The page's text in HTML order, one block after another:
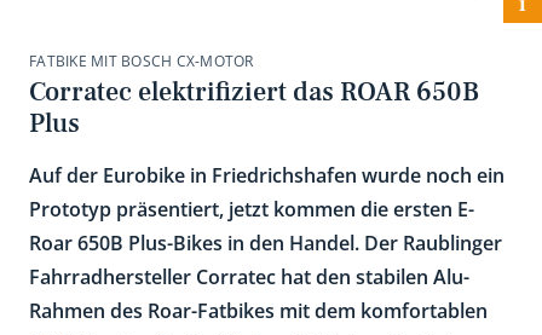
FATBIKE MIT BOSCH CX-MOTOR
Corratec elektrifiziert das ROAR 650B
Plus
Auf der Eurobike in Friedrichshafen wurde noch ein
Prototyp präsentiert, jetzt kommen die ersten E-
Roar 650B Plus-Bikes in den Handel. Der Raublinger
Fahrradhersteller Corratec hat den stabilen Alu-
Rahmen des Roar-Fatbikes mit dem komfortablen